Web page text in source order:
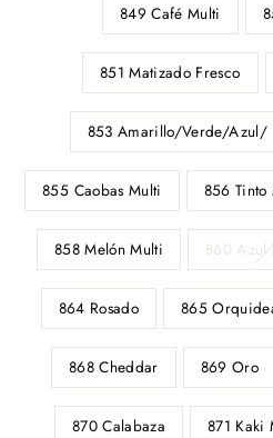
849 Café Multi
851 Matizado Fresco
853 Amarillo/Verde/Azul/
855 Caobas Multi 856 Tinto
858 Melón Multi 860 Azul
864 Rosado 865
868 Cheddar 869 Oro
870 Calabaza 871 Kaki